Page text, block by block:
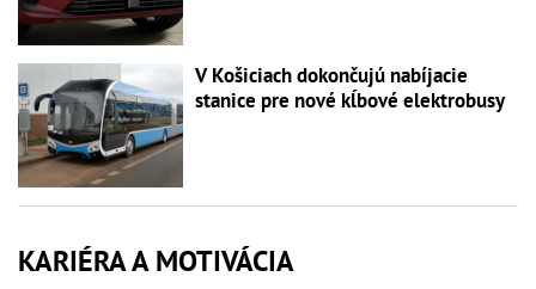
V Košiciach dokončujú nabíjacie
stanice pre nové kĺbové elektrobusy
KARIÉRA A MOTIVÁCIA